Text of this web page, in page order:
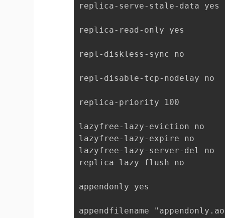
replica-serve-stale-data yes
replica-read-only yes
repl-diskless-sync no
repl-disable-tcp-nodelay no
replica-priority 100
lazyfree-lazy-eviction no
lazyfree-lazy-expire no
lazyfree-lazy-server-del no
replica-lazy-flush no
appendonly yes
appendfilename